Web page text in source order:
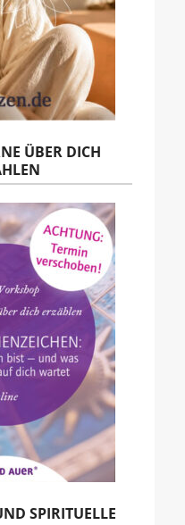
ÜBER DICH
SPIRITUELLE